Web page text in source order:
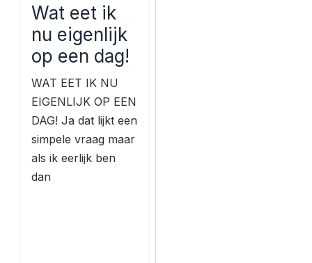
Wat eet ik
nu eigenlijk
op een dag!
WAT EET IK NU
EIGENLIJK OP EEN
DAG! Ja dat lijkt een
simpele vraag maar
als ik eerlijk ben
dan